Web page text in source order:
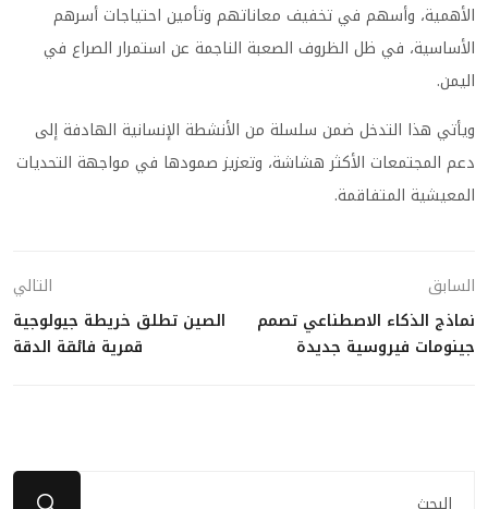
الأهمية، وأسهم في تخفيف معاناتهم وتأمين احتياجات أسرهم
الأساسية، في ظل الظروف الصعبة الناجمة عن استمرار الصراع في
اليمن.
ويأتي هذا التدخل ضمن سلسلة من الأنشطة الإنسانية الهادفة إلى
دعم المجتمعات الأكثر هشاشة، وتعزيز صمودها في مواجهة التحديات
المعيشية المتفاقمة.
السابق
نماذج الذكاء الاصطناعي تصمم
جينومات فيروسية جديدة
التالي
الصين تطلق خريطة جيولوجية
قمرية فائقة الدقة